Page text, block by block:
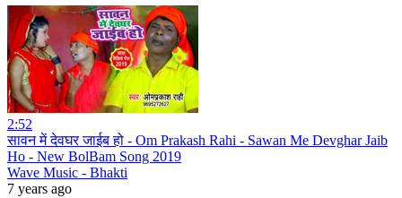
2:52
सावन में देवघर जाईब हो - Om Prakash Rahi - Sawan Me Devghar Jaib
Ho - New BolBam Song 2019
Wave Music - Bhakti
7 years ago